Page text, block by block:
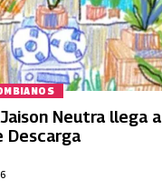
Jaison Neutra llega a
Descarga